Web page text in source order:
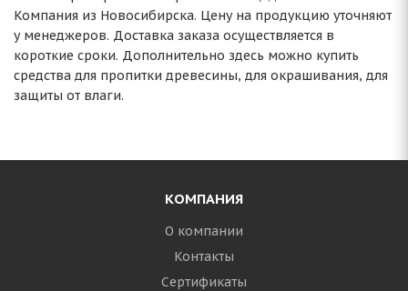
Компания из Новосибирска. Цену на продукцию уточняют
у менеджеров. Доставка заказа осуществляется в
короткие сроки. Дополнительно здесь можно купить
средства для пропитки древесины, для окрашивания, для
защиты от влаги.
КОМПАНИЯ
О компании
Контакты
Сертификаты